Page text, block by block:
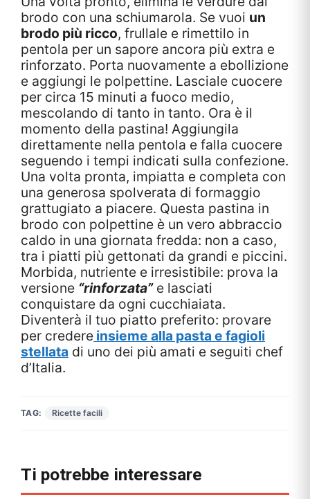
brodo con una schiumarola. Se vuoi un
brodo più ricco, frullale e rimettilo in
pentola per un sapore ancora più extra e
rinforzato. Porta nuovamente a ebollizione
e aggiungi le polpettine. Lasciale cuocere
per circa 15 minuti a fuoco medio,
mescolando di tanto in tanto. Ora è il
momento della pastina! Aggiungila
direttamente nella pentola e falla cuocere
seguendo i tempi indicati sulla confezione.
Una volta pronta, impiatta e completa con
una generosa spolverata di formaggio
grattugiato a piacere. Questa pastina in
brodo con polpettine è un vero abbraccio
caldo in una giornata fredda: non a caso,
tra i piatti più gettonati da grandi e piccini.
Morbida, nutriente e irresistibile: prova la
versione “rinforzata”e lasciati
conquistare da ogni cucchiaiata.
Diventerà il tuo piatto preferito: provare
per credere insieme alla pasta e fagioli
stellata di uno dei più amati e seguiti chef
d’Italia.
TAG: Ricette facili
Ti potrebbe interessare